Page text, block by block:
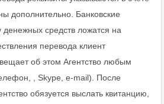
дополнительно. Банковские
денежных средств ложатся на
перевода клиент
об этом Агентство любым
, Skype, e-mail). После
обязуется выслать квитанцию,